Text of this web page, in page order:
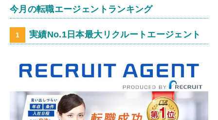
今月の転職エージェントランキング
実績No.1日本最大リクルートエージェント